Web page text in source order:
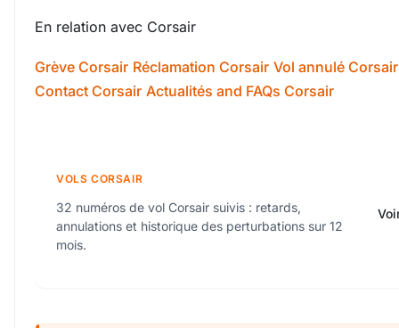
En relation avec Corsair
Grève Corsair Réclamation Corsair Vol annulé Corsair
Contact Corsair Actualités and FAQs Corsair
VOLS CORSAIR
32 numéros de vol Corsair suivis : retards,
annulations et historique des perturbations sur 12
mois.